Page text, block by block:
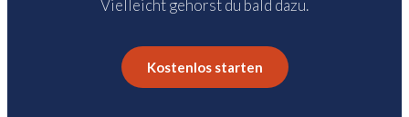
Vielleicht gehörst du bald dazu.
Kostenlos starten